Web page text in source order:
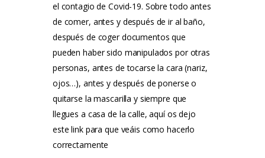
el contagio de Covid-19. Sobre todo antes
de comer, antes y después de ir al baño,
después de coger documentos que
pueden haber sido manipulados por otras
personas, antes de tocarse la cara (nariz,
ojos…), antes y después de ponerse o
quitarse la mascarilla y siempre que
llegues a casa de la calle, aquí os dejo
este link para que veáis como hacerlo
correctamente